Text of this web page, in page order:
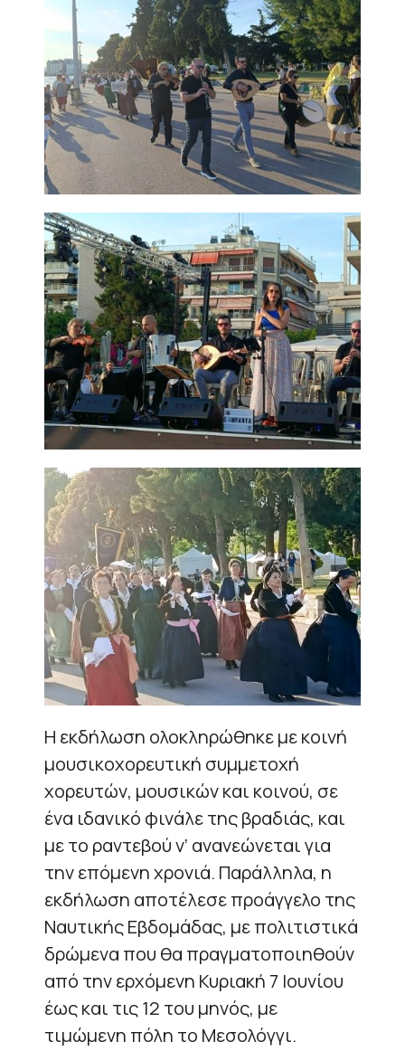
Η εκδήλωση ολοκληρώθηκε με κοινή
μουσικοχορευτική συμμετοχή
χορευτών, μουσικών και κοινού, σε
ένα ιδανικό φινάλε της βραδιάς, και
με το ραντεβού ν’ ανανεώνεται για
την επόμενη χρονιά. Παράλληλα, η
εκδήλωση αποτέλεσε προάγγελο της
Ναυτικής Εβδομάδας, με πολιτιστικά
δρώμενα που θα πραγματοποιηθούν
από την ερχόμενη Κυριακή 7 Ιουνίου
έως και τις 12 του μηνός, με
τιμώμενη πόλη το Μεσολόγγι.